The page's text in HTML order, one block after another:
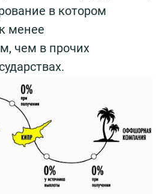
в котором
менее
чем в прочих